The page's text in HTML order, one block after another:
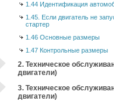
1.44 Идентификация
1.45. Если двигатель не
стартер
1.46 Основные размеры
1.47 Контрольные размеры
2. Техническое
двигатели)
3. Техническое
двигатели)